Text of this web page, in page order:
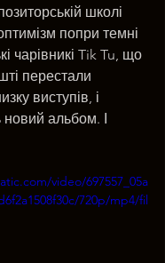
школі
попри темні
чарівникі Tik Tu, що
перестали
виступів, і
новий альбом. І
video/697557_05a
720p/mp4/fil